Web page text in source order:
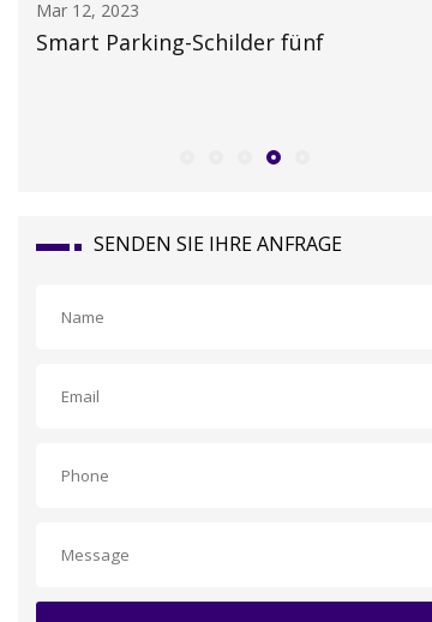
Mar 12, 2023
Smart Parking-Schilder fünf
SENDEN SIE IHRE ANFRAGE